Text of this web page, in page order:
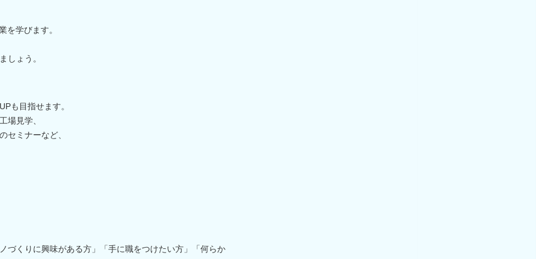
を学びます。
しょう。
も目指せます。
場見学、
セミナーなど、
づくりに興味がある方」「手に職をつけたい方」「何らか